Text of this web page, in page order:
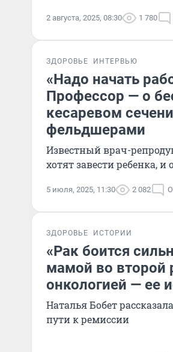
2 августа, 2025, 08:30 1 780
ЗДОРОВЬЕ ИНТЕРВЬЮ
«Надо начать
Профессор — о
кесаревом
фельдшерами
Известный врач-
хотят завести ребенка,
5 июля, 2025, 11:30 2 082
ЗДОРОВЬЕ ИСТОРИИ
«Рак боится
мамой во второй
онкологией — ее
Наталья Бобет
пути к ремиссии